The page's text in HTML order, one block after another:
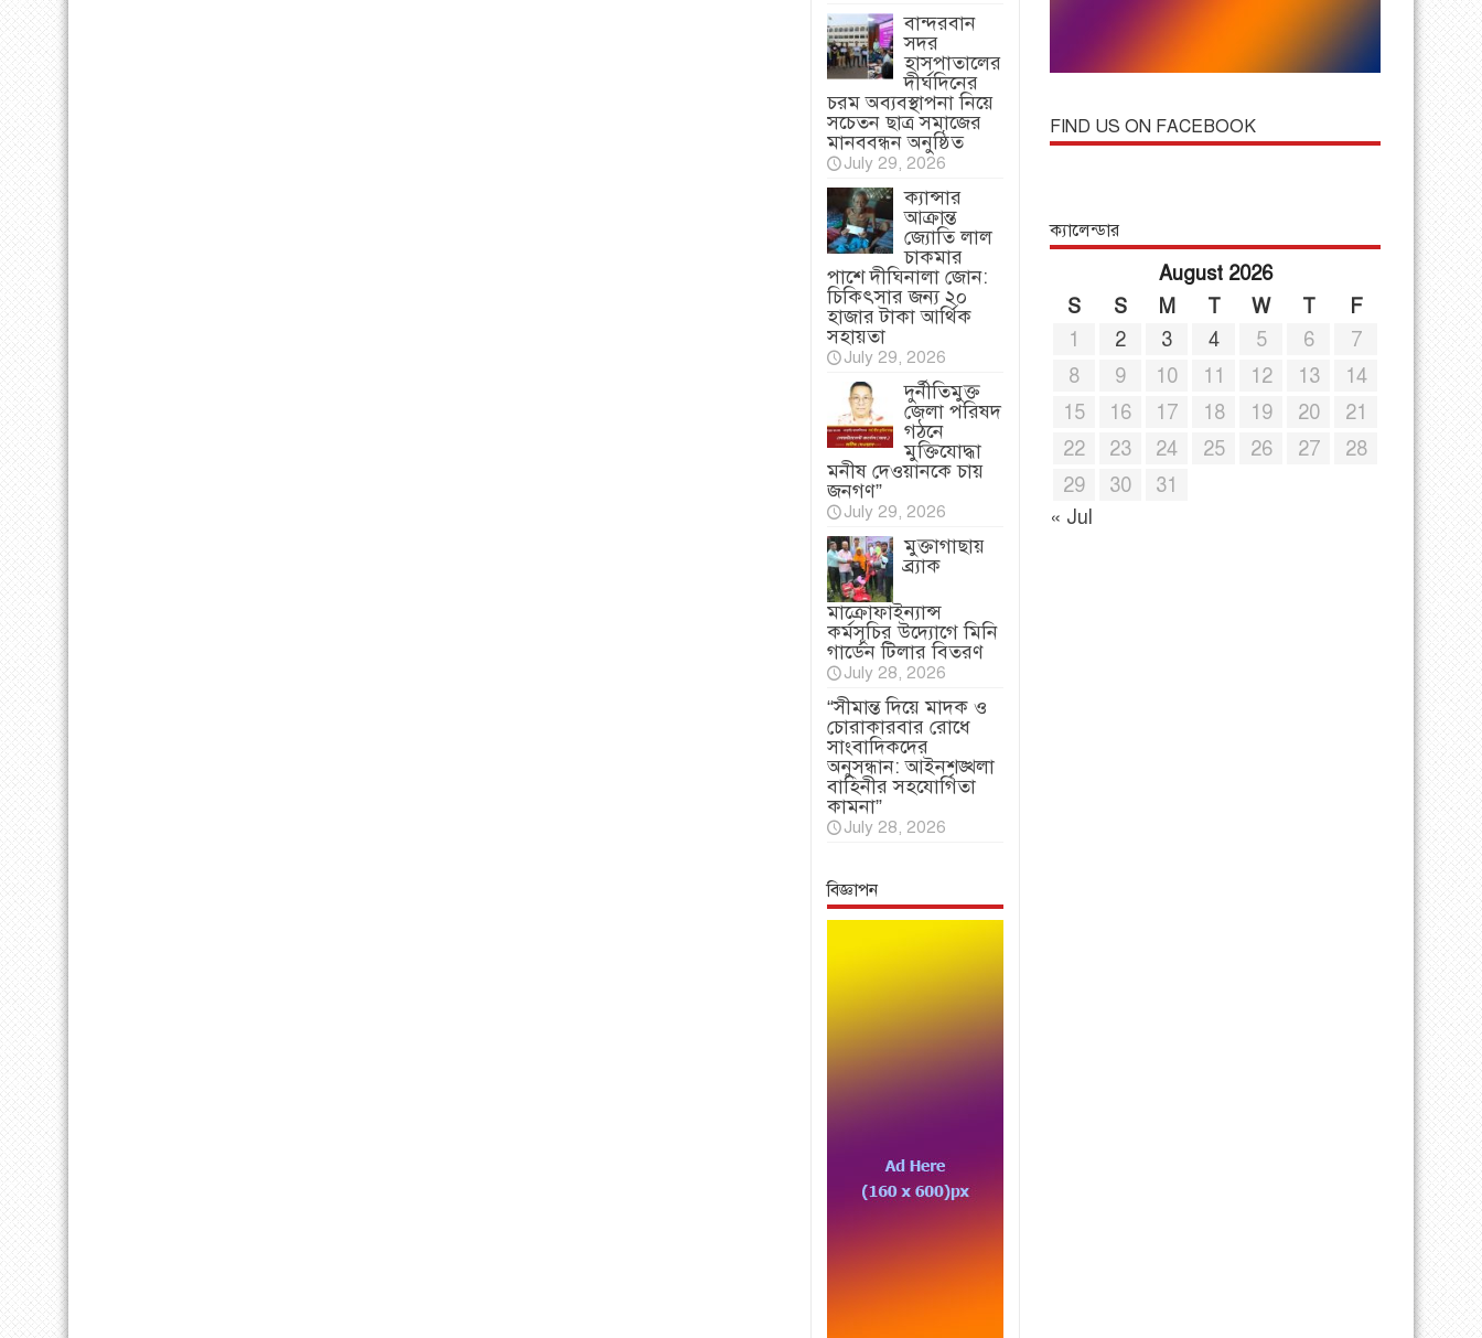
বান্দরবান
সদর
হাসপাতালের
দীর্ঘদিনের
চরম অব্যবস্থাপনা নিয়ে
সচেতন ছাত্র সমাজের
মানববন্ধন অনুষ্ঠিত
July 29, 2026
ক্যান্সার
আক্রান্ত
জ্যোতি লাল
চাকমার
পাশে দীঘিনালা জোন:
চিকিৎসার জন্য ২০
হাজার টাকা আর্থিক
সহায়তা
July 29, 2026
দুর্নীতিমুক্ত
জেলা পরিষদ
গঠনে
মুক্তিযোদ্ধা
মনীষ দেওয়ানকে চায়
জনগণ”
July 29, 2026
মুক্তাগাছায়
ব্র্যাক
মাক্রোফাইন্যান্স
কর্মসূচির উদ্যোগে মিনি
গার্ডেন টিলার বিতরণ
July 28, 2026
“সীমান্ত দিয়ে মাদক ও
চোরাকারবার রোধে
সাংবাদিকদের
অনুসন্ধান: আইনশৃঙ্খলা
বাহিনীর সহযোগিতা
কামনা”
July 28, 2026
বিজ্ঞাপন
FIND US ON FACEBOOK
ক্যালেন্ডার
August 2026
S
S M T W T
F
1
2 3 4 5 6
7
8
9 10 11 12 13
14
15
16 17 18 19 20
21
22
23 24 25 26 27
28
29
30
31
« Jul